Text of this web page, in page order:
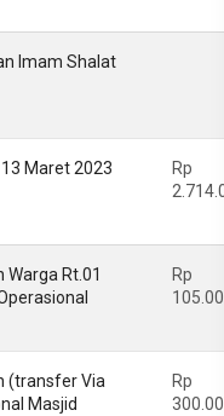
Imam Shalat
Maret 2023
Rp
Warga Rt.01
Rp
(transfer Via
Masjid
Rp